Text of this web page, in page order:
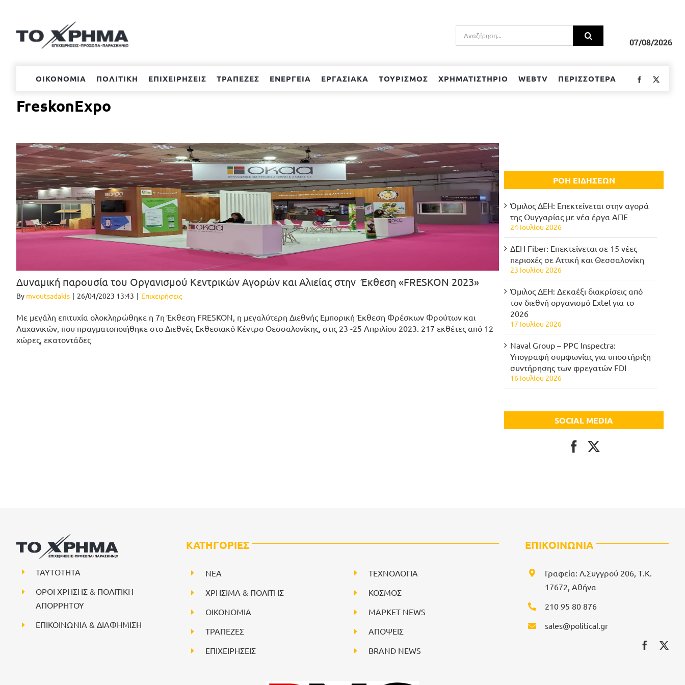
περιεχόμενο
Αναζήτηση
για:
07/08/2026
ΟΙΚΟΝΟΜΙΑ ΠΟΛΙΤΙΚΗ ΕΠΙΧΕΙΡΗΣΕΙΣ ΤΡΑΠΕΖΕΣ ΕΝΕΡΓΕΙΑ ΕΡΓΑΣΙΑΚΑ ΤΟΥΡΙΣΜΟΣ ΧΡΗΜΑΤΙΣΤΗΡΙΟ WEBTV ΠΕΡΙΣΣΟΤΕΡΑ Facebook
FreskonExpo
Δυναμική παρουσία του Οργανισμού Κεντρικών Αγορών και Αλιείας στην Έκθεση «FRESKON 2023»
By mvoutsadakis | 26/04/2023 13:43 | Επιχειρήσεις
Με μεγάλη επιτυχία ολοκληρώθηκε η 7η Έκθεση FRESKON, η μεγαλύτερη Διεθνής Εμπορική Έκθεση Φρέσκων Φρούτων και
Λαχανικών, που πραγματοποιήθηκε στο Διεθνές Εκθεσιακό Κέντρο Θεσσαλονίκης, στις 23 -25 Απριλίου 2023. 217 εκθέτες από 12
χώρες, εκατοντάδες
ΡΟΗ ΕΙΔΗΣΕΩΝ
Όμιλος ΔΕΗ: Επεκτείνεται στην αγορά
της Ουγγαρίας με νέα έργα ΑΠΕ
24 Ιουλίου 2026
ΔΕΗ Fiber: Επεκτείνεται σε 15 νέες
περιοχές σε Αττική και Θεσσαλονίκη
23 Ιουλίου 2026
Όμιλος ΔΕΗ: Δεκαέξι διακρίσεις από
τον διεθνή οργανισμό Extel για το
2026
17 Ιουλίου 2026
Naval Group – PPC Inspectra:
Υπογραφή συμφωνίας για υποστήριξη
συντήρησης των φρεγατών FDI
16 Ιουλίου 2026
SOCIAL MEDIA
ΤΑΥΤΟΤΗΤΑ
ΟΡΟΙ ΧΡΗΣΗΣ & ΠΟΛΙΤΙΚΗ
ΑΠΟΡΡΗΤΟΥ
ΕΠΙΚΟΙΝΩΝΙΑ & ΔΙΑΦΗΜΙΣΗ
ΚΑΤΗΓΟΡΙΕΣ
NEA
ΧΡΗΣΙΜΑ & ΠΟΛΙΤΗΣ
ΟΙΚΟΝΟΜΙΑ
ΤΡΑΠΕΖΕΣ
ΕΠΙΧΕΙΡΗΣΕΙΣ
ΤΕΧΝΟΛΟΓΙΑ
ΚΟΣΜΟΣ
ΜΑΡΚΕΤ NEWS
ΑΠΟΨΕΙΣ
BRAND NEWS
ΕΠΙΚΟΙΝΩΝΙΑ
Γραφεία: Λ.Συγγρού 206, Τ.Κ.
17672, Αθήνα
210 95 80 876
sales@political.gr